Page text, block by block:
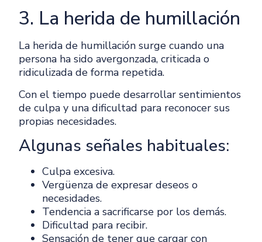
3. La herida de humillación
La herida de humillación surge cuando una
persona ha sido avergonzada, criticada o
ridiculizada de forma repetida.
Con el tiempo puede desarrollar sentimientos
de culpa y una dificultad para reconocer sus
propias necesidades.
Algunas señales habituales:
Culpa excesiva.
Vergüenza de expresar deseos o
necesidades.
Tendencia a sacrificarse por los demás.
Dificultad para recibir.
Sensación de tener que cargar con